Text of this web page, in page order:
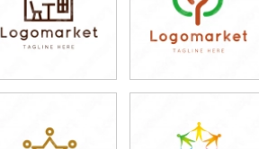
79,800円
(税込87,780円)
79,800円
(税込87,780円)